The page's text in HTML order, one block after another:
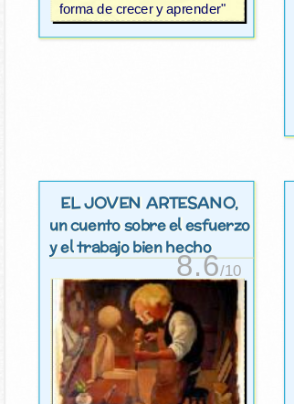
forma de crecer y aprender"
EL JOVEN ARTESANO,
un cuento sobre el esfuerzo
y el trabajo bien hecho
8.6/10